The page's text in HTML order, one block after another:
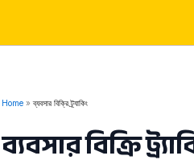
Home ব্যবসার বিক্রি ট্র্যাকিং
ব্যবসার বিক্রি